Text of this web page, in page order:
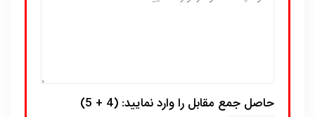
حاصل جمع مقابل را وارد نمایید: (4 + 5)